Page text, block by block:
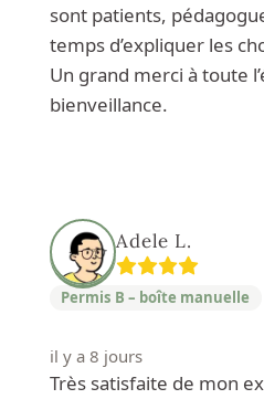
sont patients,
temps d’expliquer les
Un grand merci à toute
bienveillance.
Adele L.
Permis B – boîte manuelle
il y a 8 jours
Très satisfaite de mon